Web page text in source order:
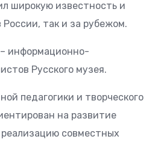
широкую известность и
так и за рубежом.
информационно-
Русского музея.
педагогики и творческого
на развитие
совместных